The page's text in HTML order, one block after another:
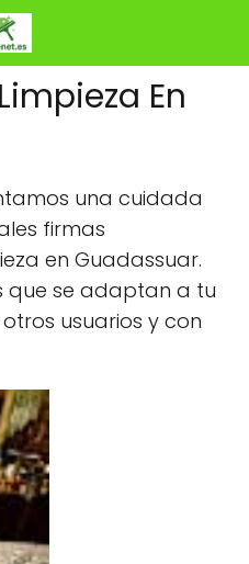
En
una cuidada
firmas
en Guadassuar.
que se adaptan a tu
usuarios y con